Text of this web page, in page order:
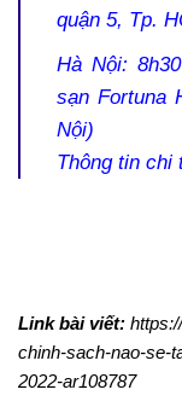
quận 5, Tp.
Hà Nội:
sạn Fortuna
Nội)
Thông tin
Link bài viết:
chinh-sach-nao-se-
2022-ar108787